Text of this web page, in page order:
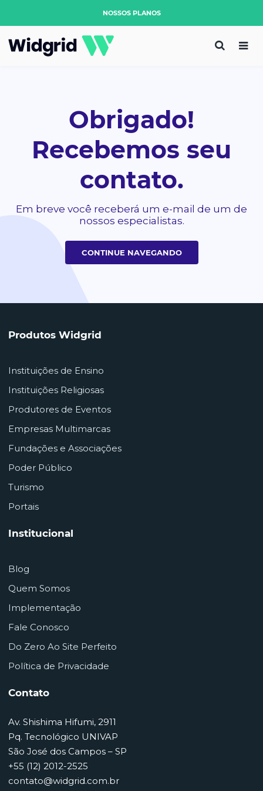
NOSSOS PLANOS
Obrigado!
Recebemos seu
contato.
Em breve você receberá um e-mail de um de
nossos especialistas.
CONTINUE NAVEGANDO
Produtos Widgrid
Instituições de Ensino
Instituições Religiosas
Produtores de Eventos
Empresas Multimarcas
Fundações e Associações
Poder Público
Turismo
Portais
Institucional
Blog
Quem Somos
Implementação
Fale Conosco
Do Zero Ao Site Perfeito
Política de Privacidade
Contato
Av. Shishima Hifumi, 2911
Pq. Tecnológico UNIVAP
São José dos Campos – SP
+55 (12) 2012-2525
contato@widgrid.com.br